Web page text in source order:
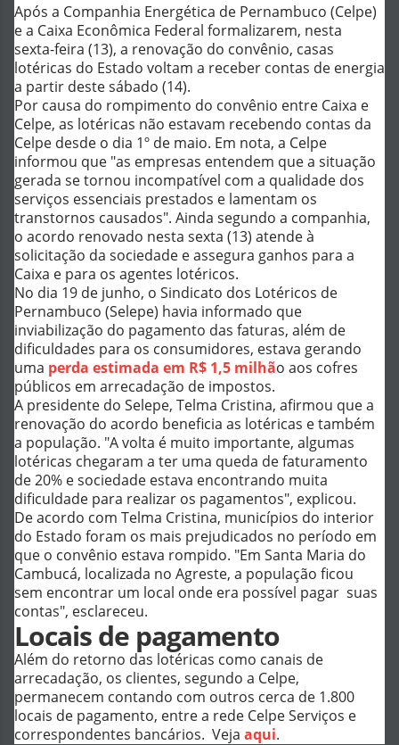
Após a Companhia Energética de Pernambuco (Celpe)
e a Caixa Econômica Federal formalizarem, nesta
sexta-feira (13), a renovação do convênio, casas
lotéricas do Estado voltam a receber contas de energia
a partir deste sábado (14).
Por causa do rompimento do convênio entre Caixa e
Celpe, as lotéricas não estavam recebendo contas da
Celpe desde o dia 1º de maio. Em nota, a Celpe
informou que "as empresas entendem que a situação
gerada se tornou incompatível com a qualidade dos
serviços essenciais prestados e lamentam os
transtornos causados". Ainda segundo a companhia,
o acordo renovado nesta sexta (13) atende à
solicitação da sociedade e assegura ganhos para a
Caixa e para os agentes lotéricos.
No dia 19 de junho, o Sindicato dos Lotéricos de
Pernambuco (Selepe) havia informado que
inviabilização do pagamento das faturas, além de
dificuldades para os consumidores, estava gerando
uma perda estimada em R$ 1,5 milhão aos cofres
públicos em arrecadação de impostos.
A presidente do Selepe, Telma Cristina, afirmou que a
renovação do acordo beneficia as lotéricas e também
a população. "A volta é muito importante, algumas
lotéricas chegaram a ter uma queda de faturamento
de 20% e sociedade estava encontrando muita
dificuldade para realizar os pagamentos", explicou.
De acordo com Telma Cristina, municípios do interior
do Estado foram os mais prejudicados no período em
que o convênio estava rompido. "Em Santa Maria do
Cambucá, localizada no Agreste, a população ficou
sem encontrar um local onde era possível pagar suas
contas", esclareceu.
Locais de pagamento
Além do retorno das lotéricas como canais de
arrecadação, os clientes, segundo a Celpe,
permanecem contando com outros cerca de 1.800
locais de pagamento, entre a rede Celpe Serviços e
correspondentes bancários. Veja aqui.